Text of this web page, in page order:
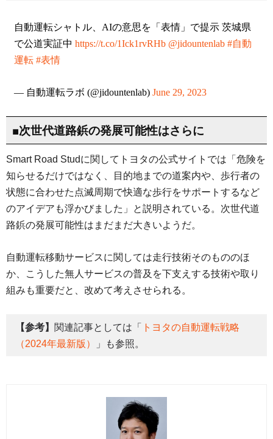
自動運転シャトル、AIの意思を「表情」で提示 茨城県
で公道実証中 https://t.co/1Ick1rvRHb @jidountenlab #自動
運転 #表情
— 自動運転ラボ (@jidountenlab) June 29, 2023
■次世代道路鋲の発展可能性はさらに
Smart Road Studに関してトヨタの公式サイトでは「危険を
知らせるだけではなく、目的地までの道案内や、歩行者の
状態に合わせた点滅周期で快適な歩行をサポートするなど
のアイデアも浮かびました」と説明されている。次世代道
路鋲の発展可能性はまだまだ大きいようだ。
自動運転移動サービスに関しては走行技術そのもののほ
か、こうした無人サービスの普及を下支えする技術や取り
組みも重要だと、改めて考えさせられる。
【参考】 関連記事としては「
トヨタの自動運転戦略
（2024年最新版）
」も参照。